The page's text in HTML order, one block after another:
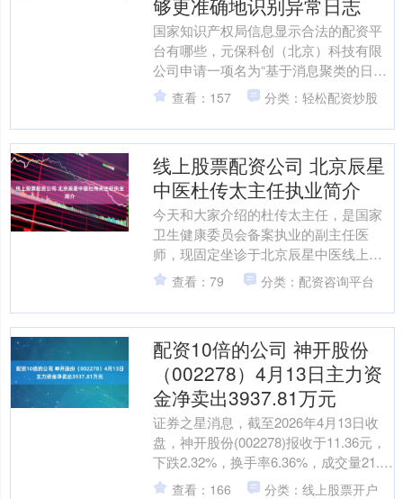
国家知识产权局信息显示合法的配资平
台有哪些，元保科创（北京）科技有限
公司申请一项名为“基于消息聚类的日志
监控方法及装置”的专利，公开号
CN121901046A，....
查看：157 分类：轻松配资炒股
线上股票配资公司 北京辰星
中医杜传太主任执业简介
今天和大家介绍的杜传太主任，是国家
卫生健康委员会备案执业的副主任医
师，现固定坐诊于北京辰星中医线上股
票配资公司，持有国家正规核发的中
医、中药双执业资格证书，同时....
查看：79 分类：配资咨询平台
配资10倍的公司 神开股份
（002278）4月13日主力资
金净卖出3937.81万元
证券之星消息，截至2026年4月13日收
盘，神开股份(002278)报收于11.36元，
下跌2.32%，换手率6.36%，成交量21.24
万手，成交额2.39亿....
查看：166 分类：线上股票开户